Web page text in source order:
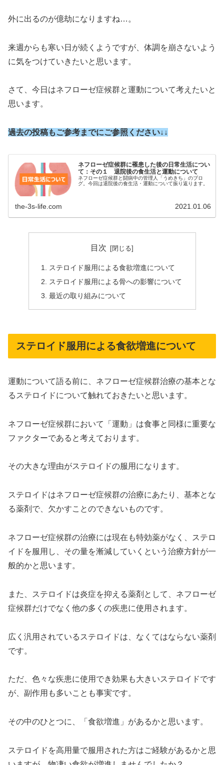
外に出るのが億劫になりますね…。
来週からも寒い日が続くようですが、体調を崩さないよう
に気をつけていきたいと思います。
さて、今日はネフローゼ症候群と運動について考えたいと
思います。
過去の投稿もご参考までにご参照ください↓↓
ネフローゼ症候群に罹患した後の日常生活につい
て：その１ 退院後の食生活と運動について
ネフローゼ症候群と闘病中の管理人「うめきち」のブロ
グ。今回は退院後の食生活・運動について振り返ります。
the-3s-life.com 2021.01.06
目次
ステロイド服用による食欲増進について
ステロイド服用による骨への影響について
最近の取り組みについて
ステロイド服用による食欲増進について
運動について語る前に、ネフローゼ症候群治療の基本とな
るステロイドについて触れておきたいと思います。
ネフローゼ症候群において「運動」は食事と同様に重要な
ファクターであると考えております。
その大きな理由がステロイドの服用になります。
ステロイドはネフローゼ症候群の治療にあたり、基本とな
る薬剤で、欠かすことのできないものです。
ネフローゼ症候群の治療には現在も特効薬がなく、ステロ
イドを服用し、その量を漸減していくという治療方針が一
般的かと思います。
また、ステロイドは炎症を抑える薬剤として、ネフローゼ
症候群だけでなく他の多くの疾患に使用されます。
広く汎用されているステロイドは、なくてはならない薬剤
です。
ただ、色々な疾患に使用でき効果も大きいステロイドです
が、副作用も多いことも事実です。
その中のひとつに、「食欲増進」があるかと思います。
ステロイドを高用量で服用された方はご経験があるかと思